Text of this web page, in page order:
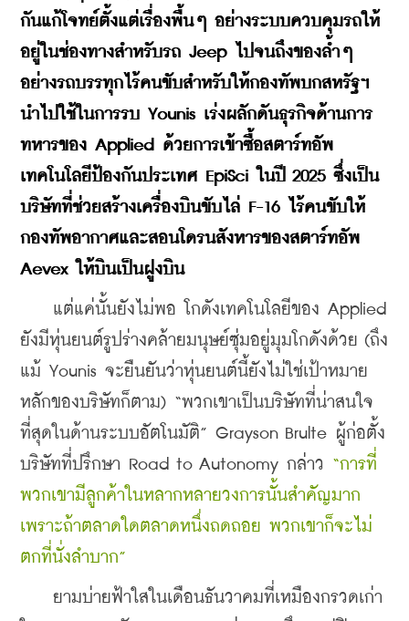
กันแก้โจทย์ตั้งแต่เรื่องพื้นๆ อย่างระบบควบคุมรถให้
อยู่ในช่องทางสำหรับรถ Jeep ไปจนถึงของล้ำๆ
อย่างรถบรรทุกไร้คนขับสำหรับให้กองทัพบกสหรัฐฯ
นำไปใช้ในการรบ Younis เร่งผลักดันธุรกิจด้านการ
ทหารของ Applied ด้วยการเข้าซื้อสตาร์ทอัพ
เทคโนโลยีป้องกันประเทศ EpiSci ในปี 2025 ซึ่งเป็น
บริษัทที่ช่วยสร้างเครื่องบินขับไล่ F-16 ไร้คนขับให้
กองทัพอากาศและสอนโดรนสังหารของสตาร์ทอัพ
Aevex ให้บินเป็นฝูงบิน
แต่แค่นั้นยังไม่พอ โกดังเทคโนโลยีของ Applied
ยังมีหุ่นยนต์รูปร่างคล้ายมนุษย์ซุ่มอยู่มุมโกดังด้วย (ถึง
แม้ Younis จะยืนยันว่าหุ่นยนต์นี้ยังไม่ใช่เป้าหมาย
หลักของบริษัทก็ตาม) “พวกเขาเป็นบริษัทที่น่าสนใจ
ที่สุดในด้านระบบอัตโนมัติ” Grayson Brulte ผู้ก่อตั้ง
บริษัทที่ปรึกษา Road to Autonomy กล่าว “การที่
พวกเขามีลูกค้าในหลากหลายวงการนั้นสำคัญมาก
เพราะถ้าตลาดใดตลาดหนึ่งถดถอย พวกเขาก็จะไม่
ตกที่นั่งลำบาก”
ยามบ่ายฟ้าใสในเดือนธันวาคมที่เหมืองกรวดเก่า